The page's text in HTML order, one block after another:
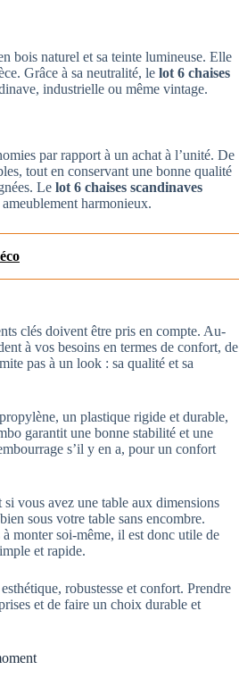
bois naturel et sa teinte lumineuse. Elle
Grâce à sa neutralité, le lot 6 chaises
industrielle ou même vintage.
par rapport à un achat à l’unité. De
tout en conservant une bonne qualité
Le lot 6 chaises scandinaves
harmonieux.
clés doivent être pris en compte. Au-
à vos besoins en termes de confort, de
pas à un look : sa qualité et sa
un plastique rigide et durable,
garantit une bonne stabilité et une
s’il y en a, pour un confort
vous avez une table aux dimensions
sous votre table sans encombre.
monter soi-même, il est donc utile de
et rapide.
robustesse et confort. Prendre
et de faire un choix durable et